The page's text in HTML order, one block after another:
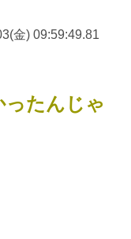
金) 09:59:49.81
たんじゃ